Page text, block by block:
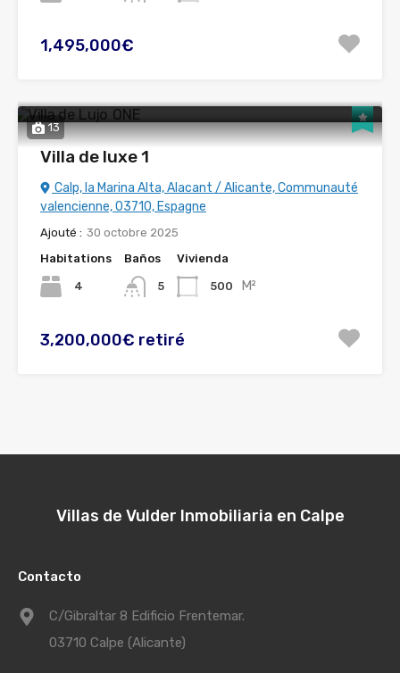
1,495,000€
13
Villa de luxe 1
Calp, la Marina Alta, Alacant / Alicante, Communauté
valencienne, 03710, Espagne
Ajouté : 30 octobre 2025
Habitations
4
Baños
5
Vivienda
500 M²
3,200,000€ retiré
Villas de Vulder Inmobiliaria en Calpe
Contacto
C/Gibraltar 8 Edificio Frentemar.
03710 Calpe (Alicante)